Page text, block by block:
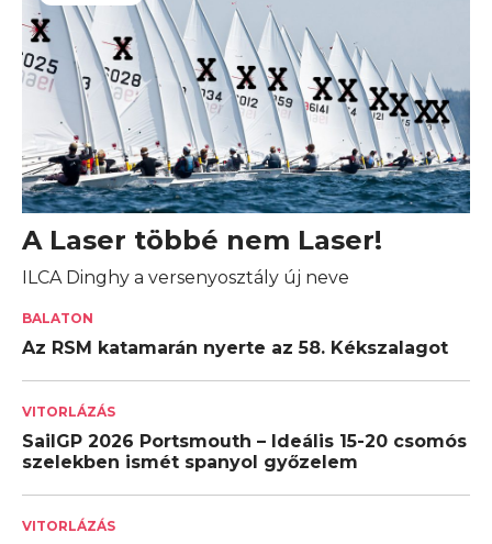
A Laser többé nem Laser!
ILCA Dinghy a versenyosztály új neve
BALATON
Az RSM katamarán nyerte az 58. Kékszalagot
VITORLÁZÁS
SailGP 2026 Portsmouth – Ideális 15-20 csomós
szelekben ismét spanyol győzelem
VITORLÁZÁS